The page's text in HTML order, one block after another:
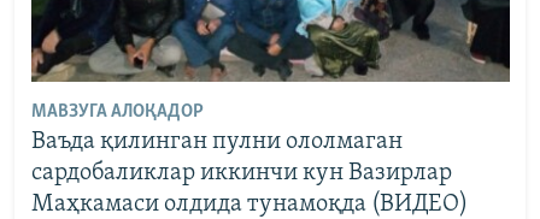
МАВЗУГА АЛОҚАДОР
Ваъда қилинган пулни ололмаган
сардобаликлар иккинчи кун Вазирлар
Маҳкамаси олдида тунамоқда (ВИДЕО)